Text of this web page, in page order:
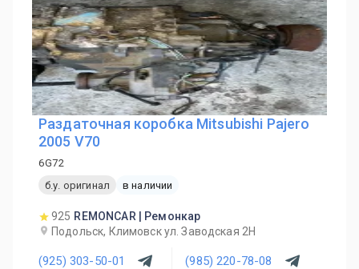
Раздаточная коробка Mitsubishi Pajero
2005 V70
6G72
б.у. оригинал
в наличии
925 REMONCAR | Ремонкар
Подольск, Климовск ул. Заводская 2Н
(925) 303-50-01 (985) 220-78-08